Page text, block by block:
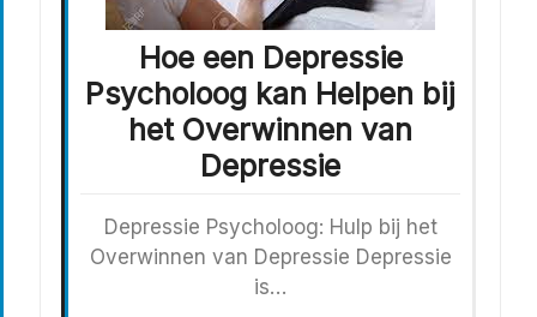
Hoe een Depressie
Psycholoog kan Helpen bij
het Overwinnen van
Depressie
Depressie Psycholoog: Hulp bij het
Overwinnen van Depressie Depressie
is…